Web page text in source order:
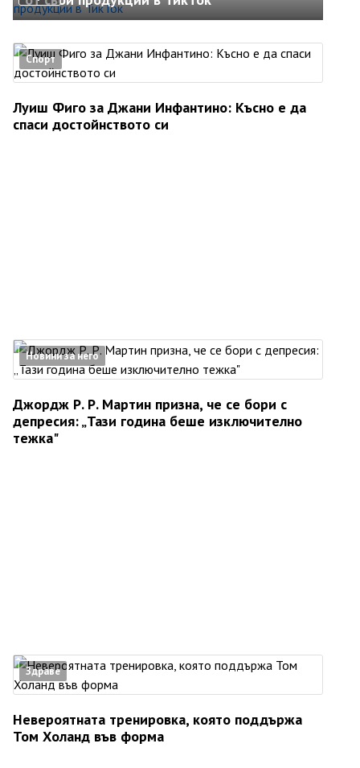
Спорт
Луиш Фиго за Джани Инфантино: Късно е да
спаси достойнството си
Новини за него
Джордж Р. Р. Мартин призна, че се бори с
депресия: „Тази година беше изключително
тежка"
Здраве
Невероятната тренировка, която поддържа
Том Холанд във форма